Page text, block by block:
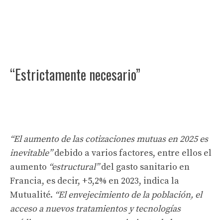
“Estrictamente necesario”
“El aumento de las cotizaciones mutuas en 2025 es
inevitable”debido a varios factores, entre ellos el
aumento “estructural”del gasto sanitario en
Francia, es decir, +5,2% en 2023, indica la
Mutualité. “El envejecimiento de la población, el
acceso a nuevos tratamientos y tecnologías